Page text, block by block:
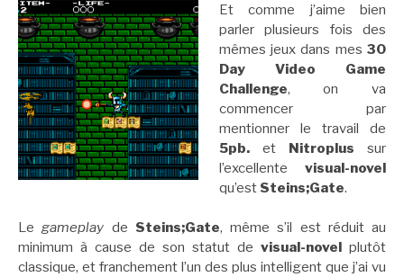
Et comme j’aime bien
parler plusieurs fois des
mêmes jeux dans mes 30
Day Video Game
Challenge, on va
commencer par
mentionner le travail de
5pb.et Nitroplus sur
l’excellente visual-novel
qu’est Steins;Gate.
Legameplay de Steins;Gate, même s’il est réduit au
minimum à cause de son statut de visual-novel
plutôt
classique, et franchement l’un des plus intelligent que j’ai vu